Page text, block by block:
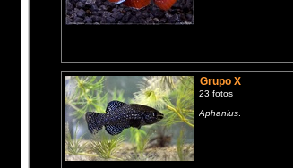
Grupo X
23 fotos
Aphanius.